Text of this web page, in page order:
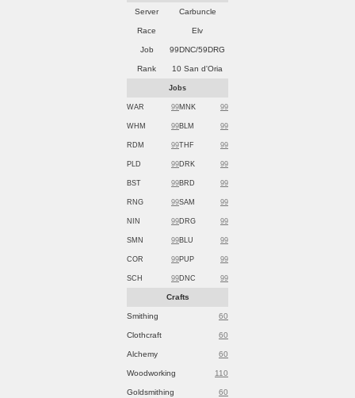
Server Carbuncle
Race Elv
Job 99DNC/59DRG
Rank 10 San d'Oria
Jobs
WAR 99MNK 99
WHM 99BLM 99
RDM 99THF 99
PLD 99DRK 99
BST 99BRD 99
RNG 99SAM 99
NIN 99DRG 99
SMN 99BLU 99
COR 99PUP 99
SCH 99DNC 99
Crafts
Smithing 60
Clothcraft 60
Alchemy 60
Woodworking 110
Goldsmithing 60